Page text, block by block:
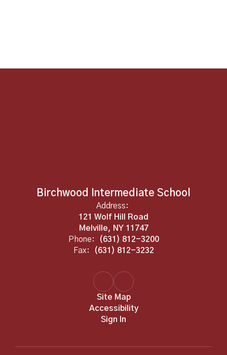
Birchwood Intermediate School
Address:
121 Wolf Hill Road
Melville, NY 11747
Phone:
(631) 812-3200
Fax:
(631) 812-3232
Site Map
Accessibility
Sign In